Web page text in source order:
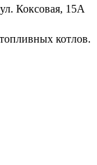
Коксовая, 15А
котлов.